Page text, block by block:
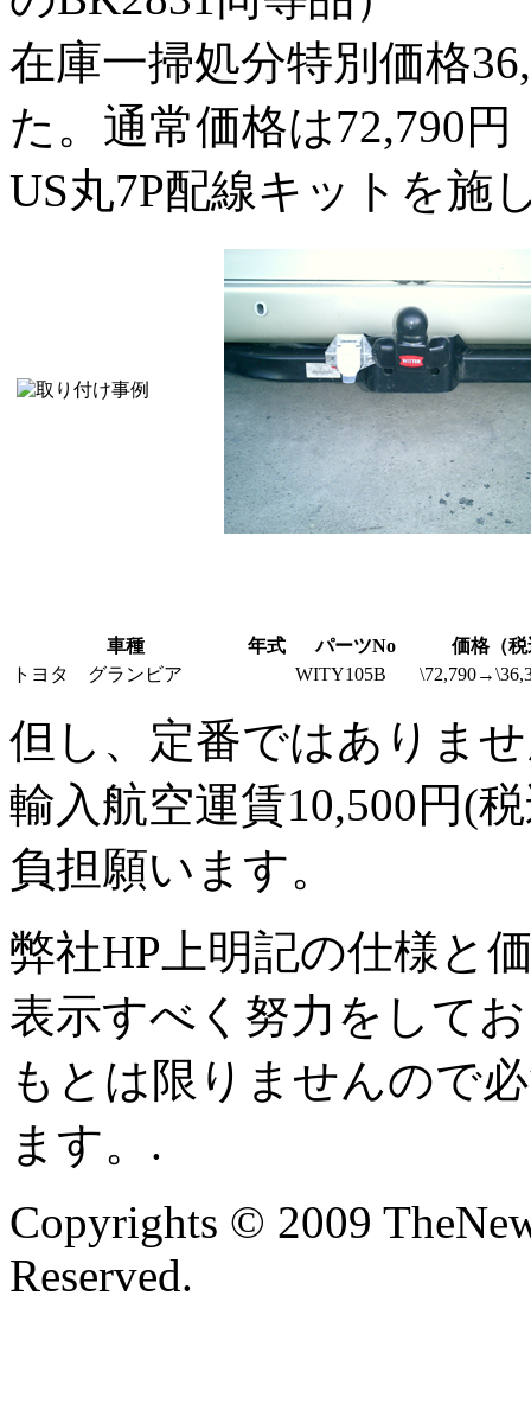
在庫一掃処分特別価格
た。通常価格は72,790
US丸7P配線キットを施
車種 年式 パーツNo
価格（税
トヨタ グランビア
WITY105B
但し、定番ではありま
輸入航空運賃10,500円(
負担願います。
弊社HP上明記の仕様と
表示すべく努力をして
もとは限りませんので
ます。.
Copyrights © 2009
Reserved.